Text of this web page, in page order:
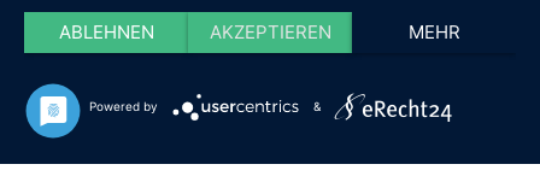
ABLEHNEN AKZEPTIEREN MEHR
Powered by &